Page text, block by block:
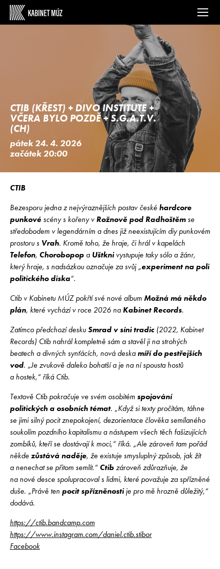
CTIB (KŘEST) + DIVO INSTITUTE +
VČERA BYLO POZDĚ + S.G.A.T.V.
(CH)
pátek 24. 4. 2026
začátek 20:00
CTIB
Bezesporu jedna z nejvýraznějších postav české hardcore
punkové scény s kořeny vRožnově pod Radhoštěm se
středobodem v legendárním a dnes již neexistujícím diy punkovém
prostoru s Vrah. Kromě toho, že hraje, či hrál v kapelách
Telefon, Chorobopop aUštknivystupuje taky sólo a žánr,
který hraje, s nadsázkou označuje za svůj „experiment na poli
politického diska“.
Ctib v Kabinetu MÚZ pokřtí své nové albumMožná má někdo
plán, které vychází v roce 2026 naKabinet Records.
Zatímco předchozí deskuSmrad v síni tradic (2022, Kabinet
Records) Ctib nahrál kompletně sám a stavěl ji na strohých
beatech a divných synťácích, nová deskamíří do pestřejších
vod. „Je zvukově daleko bohatší a je na ní spousta hostů
a hostek,“ říká Ctib.
Textově Ctib pokračuje ve svém osobitémspojování
politických a osobních témat. „Když si texty pročítám, táhne
se jimi silný pocit znepokojení, dezorientace člověka semílaného
soukolím pozdního kapitalismu a nástupem všech těch fašizujících
zombíků, kteří se dostávají k moci,“ říká. „Ale zároveň tam pořád
někdezůstává naděje, že existuje smysluplný způsob, jak žít
a nenechat se přitom semlít.“ Ctibzároveň zdůrazňuje, že
na nové desce spolupracoval s lidmi, které považuje za spřízněné
duše. „Právě ten pocit spřízněnostije pro mě hrozně důležitý,“
dodává.
https://ctib.bandcamp.com
https://www.instagram.com/daniel.ctib.stibor
Facebook